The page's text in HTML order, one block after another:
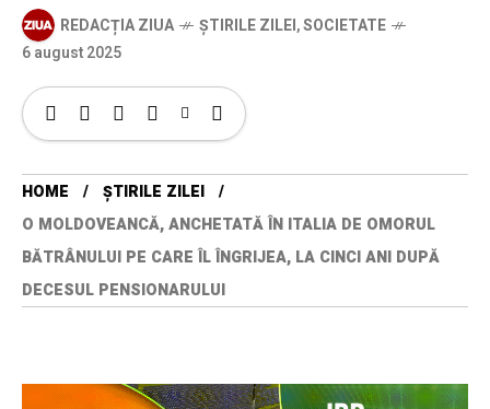
REDACȚIA ZIUA ȘTIRILE ZILEI,SOCIETATE
6 august 2025
HOME
ȘTIRILE ZILEI
O MOLDOVEANCĂ, ANCHETATĂ ÎN ITALIA DE OMORUL
BĂTRÂNULUI PE CARE ÎL ÎNGRIJEA, LA CINCI ANI DUPĂ
DECESUL PENSIONARULUI